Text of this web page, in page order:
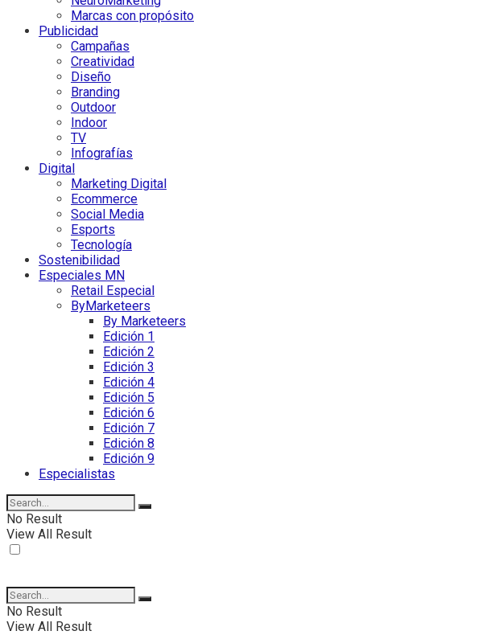
Marcas con propósito
Publicidad
Campañas
Creatividad
Diseño
Branding
Outdoor
Indoor
TV
Infografías
Digital
Marketing Digital
Ecommerce
Social Media
Esports
Tecnología
Sostenibilidad
Especiales MN
Retail Especial
ByMarketeers
By Marketeers
Edición 1
Edición 2
Edición 3
Edición 4
Edición 5
Edición 6
Edición 7
Edición 8
Edición 9
Especialistas
No Result
View All Result
No Result
View All Result